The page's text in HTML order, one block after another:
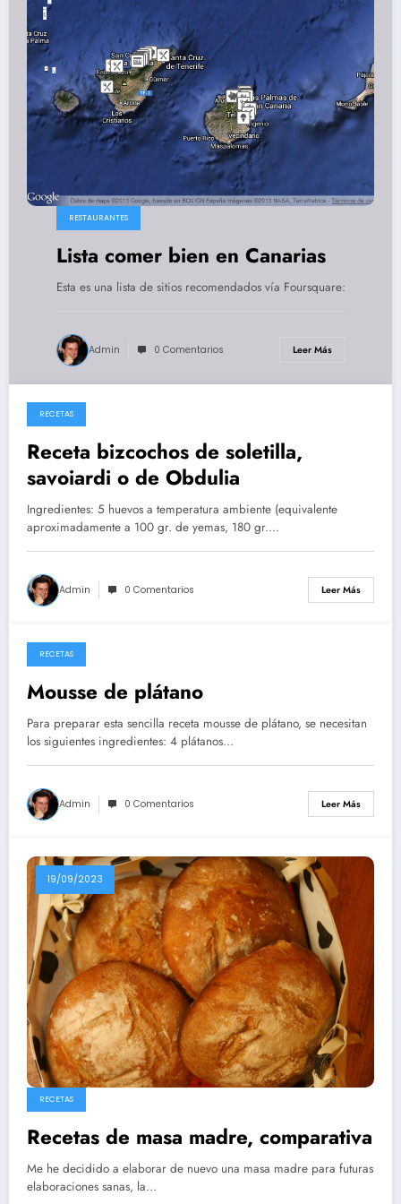
RESTAURANTES
Lista comer bien en Canarias
Esta es una lista de sitios recomendados vía Foursquare:
Admin 0 Comentarios Leer Más
26/05/2026
RECETAS
Receta bizcochos de soletilla,
savoiardi o de Obdulia
Ingredientes: 5 huevos a temperatura ambiente (equivalente
aproximadamente a 100 gr. de yemas, 180 gr.…
Admin 0 Comentarios Leer Más
14/05/2026
RECETAS
Mousse de plátano
Para preparar esta sencilla receta mousse de plátano, se necesitan
los siguientes ingredientes: 4 plátanos…
Admin 0 Comentarios Leer Más
19/09/2023
RECETAS
Recetas de masa madre, comparativa
Me he decidido a elaborar de nuevo una masa madre para futuras
elaboraciones sanas, la…